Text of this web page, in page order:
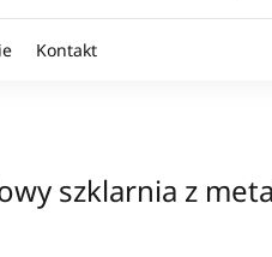
Kontakt
szklarnia z